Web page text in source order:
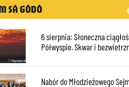
SÃ GÔDÔ
6 sierpnia: Słoneczna
Półwyspie. Skwar i
Nabór do Młodzieżowego